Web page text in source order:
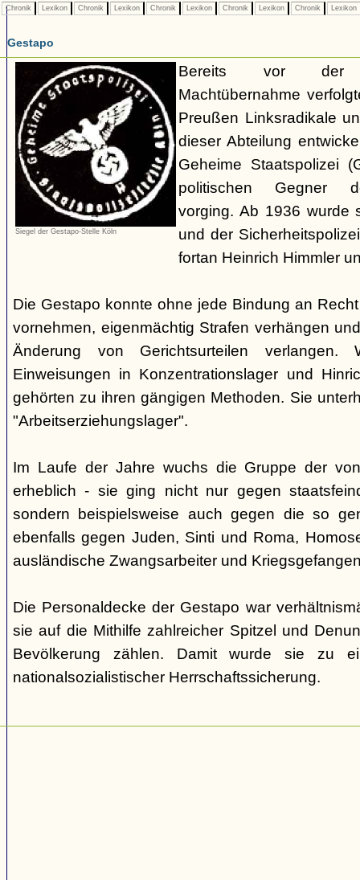
Chronik Lexikon Chronik Lexikon Chronik Lexikon Chronik Lexikon Chronik Lexikon
Gestapo
Siegel der Gestapo-Stelle Köln
Bereits vor der
Machtübernahme
Preußen Linksradikale
dieser Abteilung
Geheime Staatspolizei
politischen Gegner
vorging. Ab 1936 wurde
und der
fortan Heinrich Himmler
Die Gestapo konnte ohne jede Bindung an
vornehmen, eigenmächtig Strafen verhängen
Änderung von Gerichtsurteilen verlangen.
Einweisungen in Konzentrationslager und
gehörten zu ihren gängigen Methoden. Sie
"Arbeitserziehungslager".
Im Laufe der Jahre wuchs die Gruppe der
erheblich - sie ging nicht nur gegen
sondern beispielsweise auch gegen die so
ebenfalls gegen Juden, Sinti und Roma,
ausländische Zwangsarbeiter und
Die Personaldecke der Gestapo war
sie auf die Mithilfe zahlreicher Spitzel und
Bevölkerung zählen. Damit wurde sie zu
nationalsozialistischer Herrschaftssicherung.